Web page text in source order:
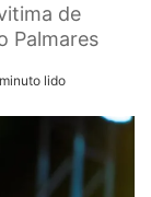
de
Palmares
lido